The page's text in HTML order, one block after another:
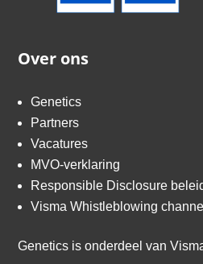
Over ons
Genetics
Partners
Vacatures
MVO-verklaring
Responsible Disclosure
Visma Whistleblowing channel
Genetics is onderdeel van